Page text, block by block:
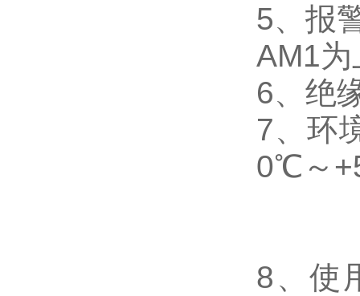
5、 报
AM1
6、 绝
7、 环
0℃～
8 、使